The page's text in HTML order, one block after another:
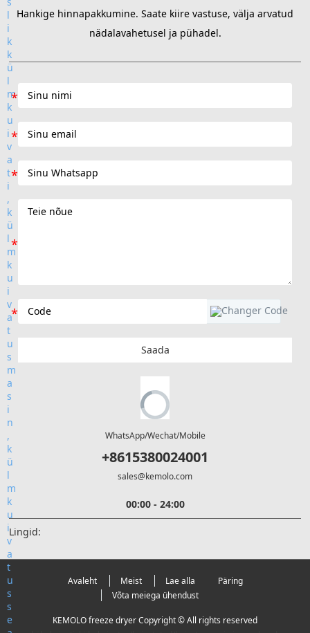
Hankige hinnapakkumine. Saate kiire vastuse, välja arvatud
nädalavahetusel ja pühadel.
Saada
WhatsApp/Wechat/Mobile
+8615380024001
sales@kemolo.com
00:00 - 24:00
Lingid:
Avaleht Meist Lae alla
Päring
Võta meiega ühendust
KEMOLO freeze dryer Copyright © All rights reserved